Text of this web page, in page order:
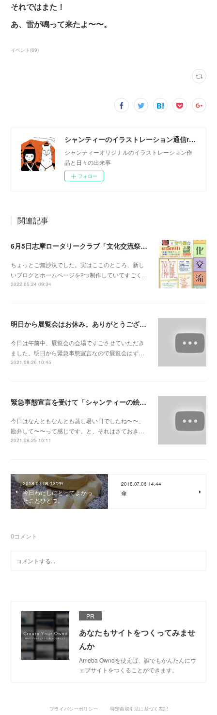
それではまた！
あ、雷が鳴って来たよ〜〜。
イベント (69)
シャンティーのイラストレーション通信rararashanty
シャンティーオリジナルのイラストレーション作
品と日々の出来事
フォロー
関連記事
6月5日志摩ロータリークラブ「文化交流祭」だよ！
ちょっとご無沙汰でした。実はここのところ、新し
いブログとホームページを2つ制作していてすごく…
2022.05.24 09:34
明日から展覧会はお休み。ありがとうございました！／ステキな動画💖
今日は午前中、展覧会の会場ですごさせていただき
ました。明日から緊急事態宣言なので展覧会はず…
2021.08.26 10:45
緊急事態宣言を受けて「シャンティーの絵とおはなし展」
今日はなんともなんとも蒸し暑い日でしたね〜〜、
勘弁して〜〜って感じです。と、それはさておき…
2021.08.25 10:11
2018.07.08 13:29
今日わたしにとってよかっ
たことひとつ。
2018.07.06 14:44
傘
0コメント
PR
あなたもサイトをつくってみませ
んか
Ameba Owndを使えば、誰でもかんたんにウ
ェブサイトをつくることができます。
プライバシーポリシー 特定商取引法に基づく表記